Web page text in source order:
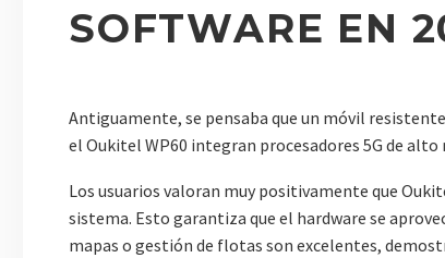
SOFTWARE EN
Antiguamente, se pensaba que un móvil
el Oukitel WP60 integran procesadores 5G de
Los usuarios valoran muy positivamente que
sistema. Esto garantiza que el hardware se
mapas o gestión de flotas son excelentes,